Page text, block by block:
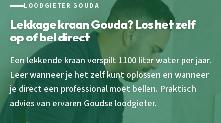
LOODGIETER GOUDA
Lekkage kraan Gouda? Los het zelf
op of bel direct
Een lekkende kraan verspilt 1100 liter water per jaar.
Leer wanneer je het zelf kunt oplossen en wanneer
je direct een professional moet bellen. Praktisch
advies van ervaren Goudse loodgieter.